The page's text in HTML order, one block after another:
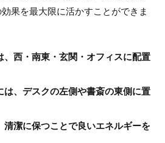
果を最大限に活かすことができま
、西・南東・玄関・オフィスに配置
は、デスクの左側や書斎の東側に置
清潔に保つことで良いエネルギーを